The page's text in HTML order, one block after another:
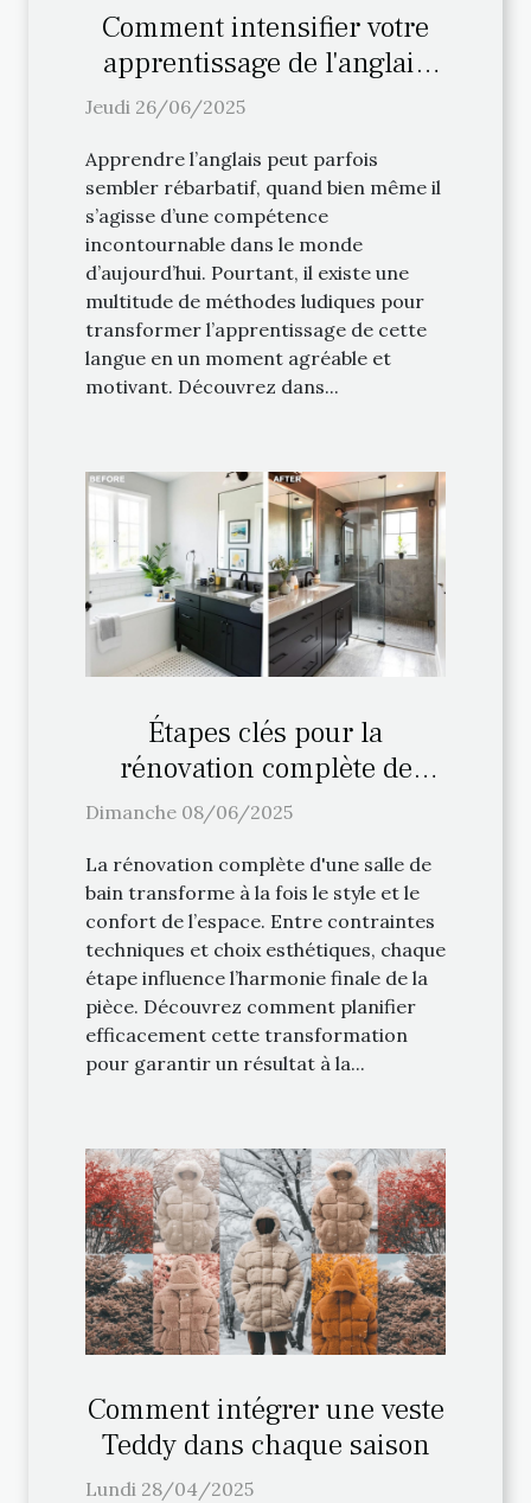
Comment intensifier votre
apprentissage de l'anglais
avec des méthodes ludiques
Jeudi 26/06/2025
Apprendre l’anglais peut parfois
sembler rébarbatif, quand bien même il
s’agisse d’une compétence
incontournable dans le monde
d’aujourd’hui. Pourtant, il existe une
multitude de méthodes ludiques pour
transformer l’apprentissage de cette
langue en un moment agréable et
motivant. Découvrez dans...
Étapes clés pour la
rénovation complète de
votre salle de bain
Dimanche 08/06/2025
La rénovation complète d'une salle de
bain transforme à la fois le style et le
confort de l’espace. Entre contraintes
techniques et choix esthétiques, chaque
étape influence l’harmonie finale de la
pièce. Découvrez comment planifier
efficacement cette transformation
pour garantir un résultat à la...
Comment intégrer une veste
Teddy dans chaque saison
Lundi 28/04/2025